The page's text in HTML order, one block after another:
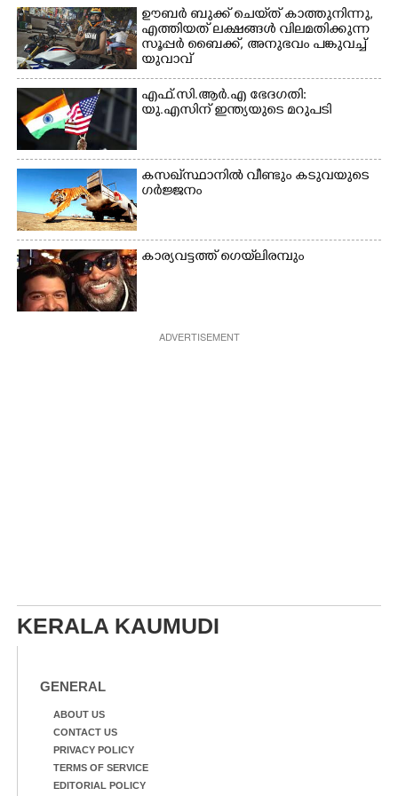
ഊബർ ബുക്ക് ചെയ്‌ത് കാത്തുനിന്നു,​
എത്തിയത് ലക്ഷങ്ങൾ വിലമതിക്കുന്ന
സൂപ്പർ ബൈക്ക്,​ അനുഭവം പങ്കുവച്ച്
യുവാവ്
എഫ്.സി.ആർ.എ ഭേദഗതി:
യു.എസിന് ഇന്ത്യയുടെ മറുപടി
കസഖ്‌സ്ഥാനിൽ വീണ്ടും കടുവയുടെ
ഗർജ്ജനം
കാര്യവട്ടത്ത് ഗെയ്‌ലിരമ്പും
ADVERTISEMENT
KERALA KAUMUDI
GENERAL
ABOUT US
CONTACT US
PRIVACY POLICY
TERMS OF SERVICE
EDITORIAL POLICY